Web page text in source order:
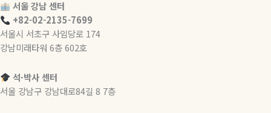
나
다
·
호
명
문
서울 강남 센터
+82-02-2135-7699
서울시 서초구 사임당로 174
강남미래타워 6층 602호
석·박사 센터
서울 강남구 강남대로84길 8 7층